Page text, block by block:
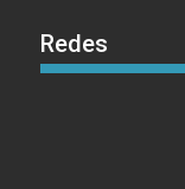
Redes